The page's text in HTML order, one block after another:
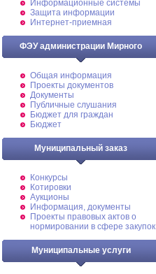
Информационные системы
Защита информации
Интернет-приемная
ФЭУ администрации Мирного
Общая информация
Проекты документов
Документы
Публичные слушания
Бюджет для граждан
Бюджет
Муниципальный заказ
Конкурсы
Котировки
Аукционы
Информация, документы
Проекты правовых актов о
нормировании в сфере закупок
Муниципальные услуги